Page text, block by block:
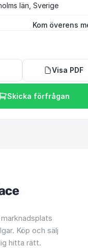
län, Sverige
Kom överens
Visa PDF
Skicka förfrågan
Köp och sälj
hitta rätt.